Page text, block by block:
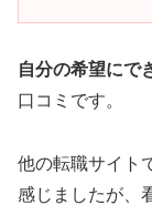
自分の希望にで
口コミです。
他の転職サイト
感じましたが、